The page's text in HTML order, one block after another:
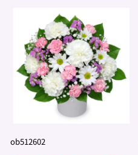
ob512602